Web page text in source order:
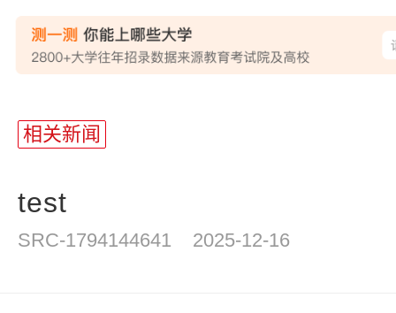
相关新闻
test
SRC-1794144641 2025-12-16